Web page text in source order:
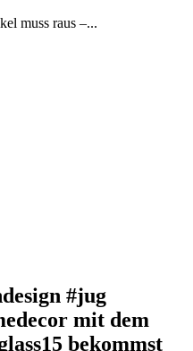
muss raus –...
#jug
mit dem
bekommst